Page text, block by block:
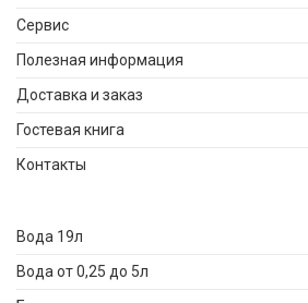
Сервис
Полезная информация
Доставка и заказ
Гостевая книга
Контакты
Вода 19л
Вода от 0,25 до 5л